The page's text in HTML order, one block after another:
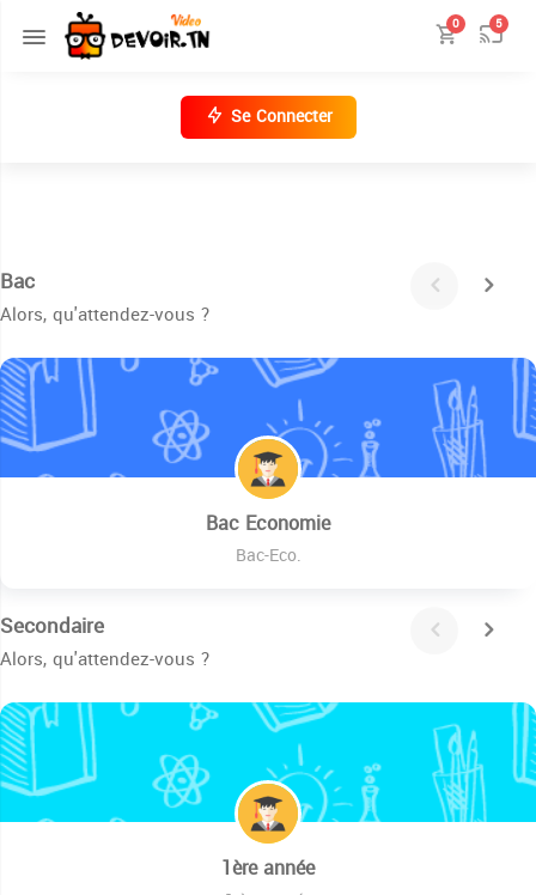
0 5
Se Connecter
Bac
Alors, qu'attendez-vous ?
Bac Economie
Bac-Eco.
Secondaire
Alors, qu'attendez-vous ?
1ère année